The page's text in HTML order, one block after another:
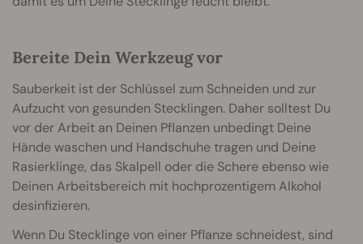
Bereite Dein Werkzeug vor
Sauberkeit ist der Schlüssel zum Schneiden und zur
Aufzucht von gesunden Stecklingen. Daher solltest Du
vor der Arbeit an Deinen Pflanzen unbedingt Deine
Hände waschen und Handschuhe tragen und Deine
Rasierklinge, das Skalpell oder die Schere ebenso wie
Deinen Arbeitsbereich mit hochprozentigem Alkohol
desinfizieren.
Wenn Du Stecklinge von einer Pflanze schneidest, sind